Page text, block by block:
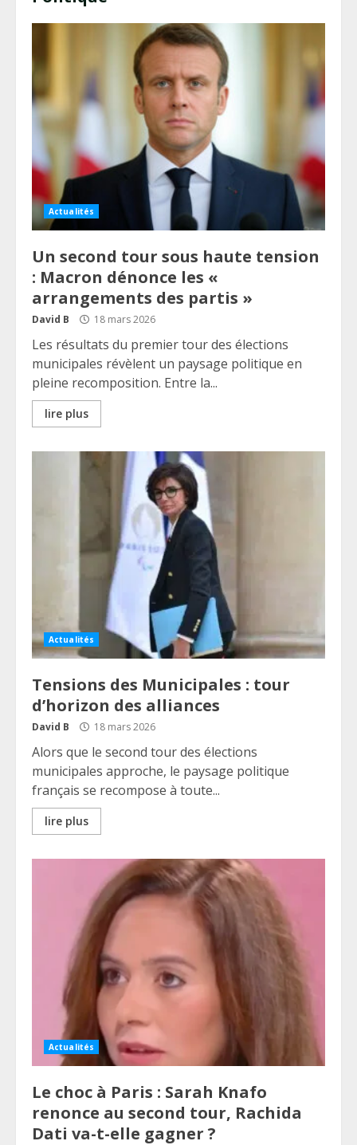
Actualités
Un second tour sous haute tension
: Macron dénonce les «
arrangements des partis »
David B 18 mars 2026
Les résultats du premier tour des élections
municipales révèlent un paysage politique en
pleine recomposition. Entre la...
lire plus
Actualités
Tensions des Municipales : tour
d’horizon des alliances
David B 18 mars 2026
Alors que le second tour des élections
municipales approche, le paysage politique
français se recompose à toute...
lire plus
Actualités
Le choc à Paris : Sarah Knafo
renonce au second tour, Rachida
Dati va-t-elle gagner ?